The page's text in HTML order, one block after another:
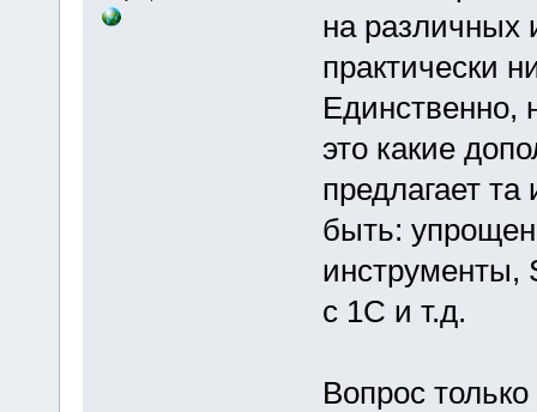
на различных
практически
Единственно,
это какие
предлагает
быть:
инструменты,
с 1С и т.д.
Вопрос